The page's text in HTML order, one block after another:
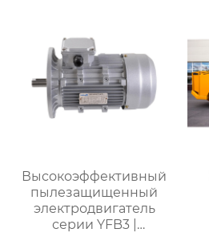
экономичное
решение для
вентиляции
Высокоэффективный
пылезащищенный
электродвигатель
серии YFB3 |